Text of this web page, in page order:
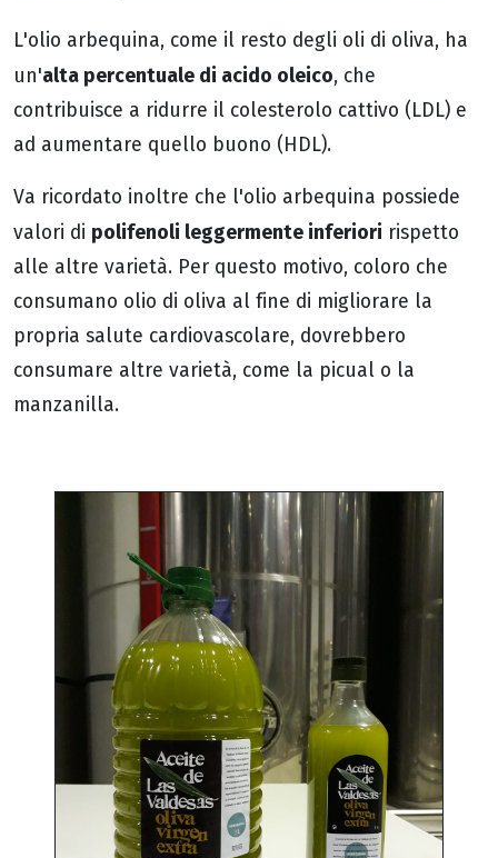
L'olio arbequina, come il resto degli oli di oliva, ha
un'alta percentuale di acido oleico, che
contribuisce a ridurre il colesterolo cattivo (LDL) e
ad aumentare quello buono (HDL).
Va ricordato inoltre che l'olio arbequina possiede
valori di polifenoli leggermente inferiori rispetto
alle altre varietà. Per questo motivo, coloro che
consumano olio di oliva al fine di migliorare la
propria salute cardiovascolare, dovrebbero
consumare altre varietà, come la picual o la
manzanilla.